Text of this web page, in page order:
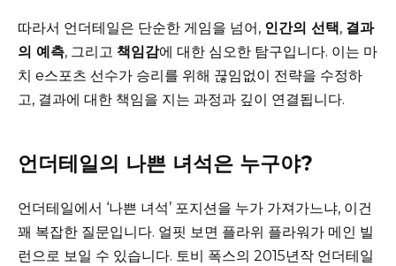
따라서 언더테일은 단순한 게임을 넘어, 인간의 선택, 결과
의 예측, 그리고 책임감에 대한 심오한 탐구입니다. 이는 마
치 e스포츠 선수가 승리를 위해 끊임없이 전략을 수정하
고, 결과에 대한 책임을 지는 과정과 깊이 연결됩니다.
언더테일의 나쁜 녀석은 누구야?
언더테일에서 ‘나쁜 녀석’ 포지션을 누가 가져가느냐, 이건
꽤 복잡한 질문입니다. 얼핏 보면 플라위 플라워가 메인 빌
런으로 보일 수 있습니다. 토비 폭스의 2015년작 언더테일